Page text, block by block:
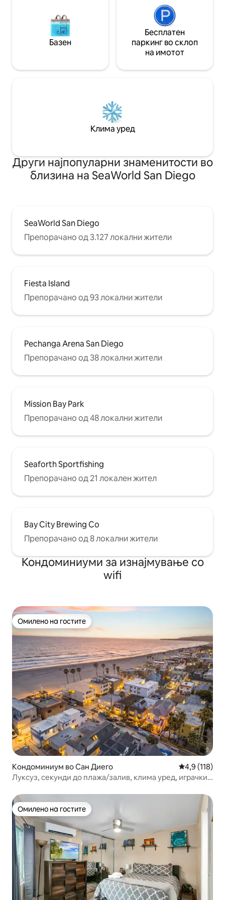
Базен
Бесплатен
паркинг во склоп
на имотот
Клима уред
Други најпопуларни знаменитости во
близина на SeaWorld San Diego
SeaWorld San Diego
Препорачано од 3.127 локални жители
Fiesta Island
Препорачано од 93 локални жители
Pechanga Arena San Diego
Препорачано од 38 локални жители
Mission Bay Park
Препорачано од 48 локални жители
Seaforth Sportfishing
Препорачано од 21 локален жител
Bay City Brewing Co
Препорачано од 8 локални жители
Кондоминиуми за изнајмување со
wifi
Омилено на гостите
Омилено на гостите
Кондоминиум во Сан Диего Просечна
4,9 (118)
Луксуз, секунди до плажа/залив, клима уред, играчки,
Омилено на гостите
Омилено на гостите